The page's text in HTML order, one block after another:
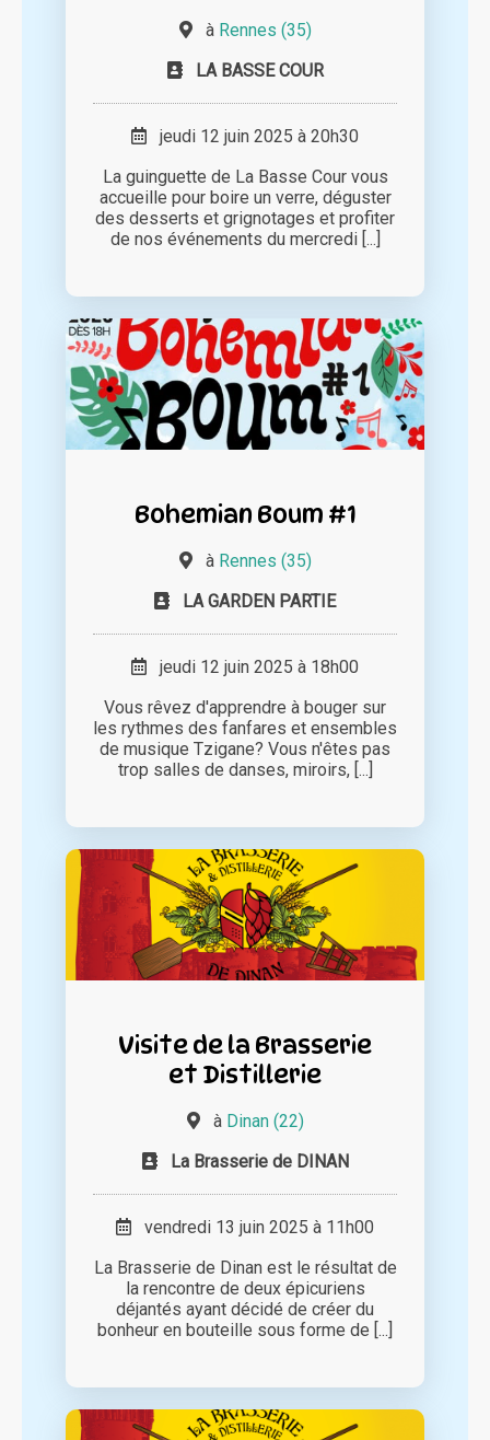
à Rennes (35)
LA BASSE COUR
jeudi 12 juin 2025 à 20h30
La guinguette de La Basse Cour vous
accueille pour boire un verre, déguster
des desserts et grignotages et profiter
de nos événements du mercredi [...]
Bohemian Boum #1
à Rennes (35)
LA GARDEN PARTIE
jeudi 12 juin 2025 à 18h00
Vous rêvez d'apprendre à bouger sur
les rythmes des fanfares et ensembles
de musique Tzigane? Vous n'êtes pas
trop salles de danses, miroirs, [...]
Visite de la Brasserie
et Distillerie
à Dinan (22)
La Brasserie de DINAN
vendredi 13 juin 2025 à 11h00
La Brasserie de Dinan est le résultat de
la rencontre de deux épicuriens
déjantés ayant décidé de créer du
bonheur en bouteille sous forme de [...]